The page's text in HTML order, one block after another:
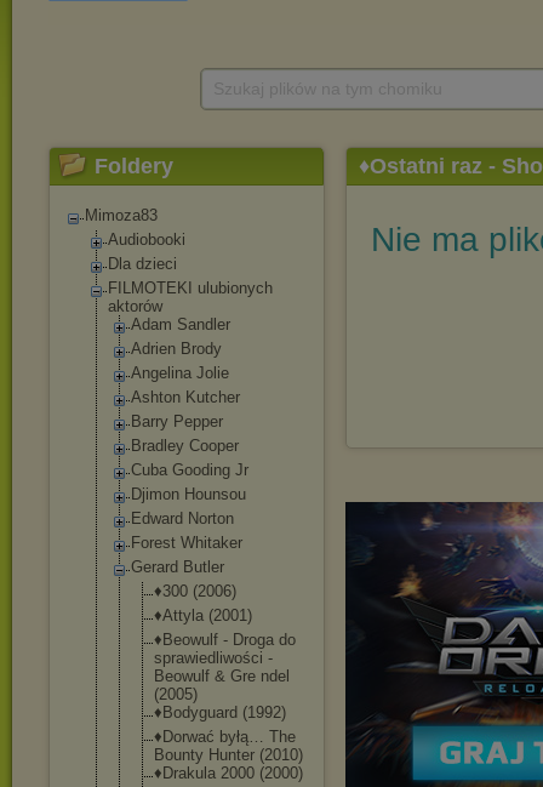
Foldery
Mimoza83
Audiobooki
Dla dzieci
FILMOTEKI ulubionych
aktorów
Adam Sandler
Adrien Brody
Angelina Jolie
Ashton Kutcher
Barry Pepper
Bradley Cooper
Cuba Gooding Jr
Djimon Hounsou
Edward Norton
Forest Whitaker
Gerard Butler
♦300 (2006)
♦Attyla (2001)
♦Beowulf - Droga do
sprawiedliwości -
Beowulf & Gre ndel
(2005)
♦Bodyguard (1992)
♦Dorwać byłą… The
Bounty Hunter (2010)
♦Drakula 2000 (2000)
♦Ostatni raz -
Nie ma